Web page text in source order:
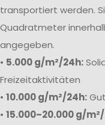
transportiert werden.
Quadratmeter
angegeben.
• 5.000 g/m²/24h:
Freizeitaktivitäten
• 10.000 g/m²/24h:
• 15.000–20.000 g/